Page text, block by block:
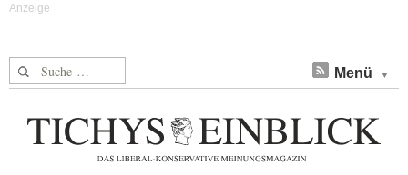
Suche nach: Menü